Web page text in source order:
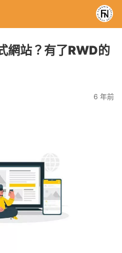
網站？有了RWD的
6 年前